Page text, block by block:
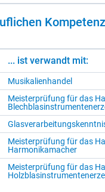
... ist verwandt mit:
Musikalienhandel
Meisterprüfung für das
Meisterprüfung für das
Harmonikamacher
Meisterprüfung für das